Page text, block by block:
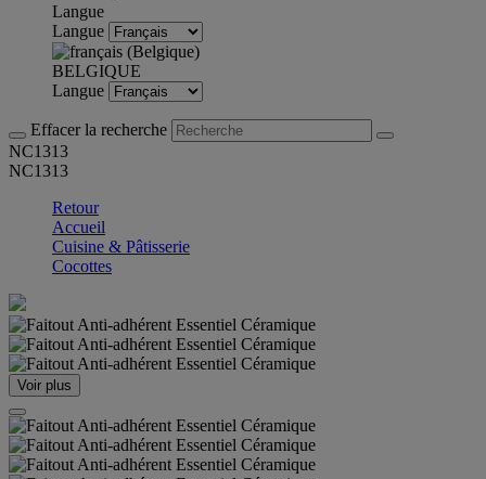
Langue
Langue
BELGIQUE
Langue
Effacer la recherche
NC1313
NC1313
Retour
Accueil
Cuisine & Pâtisserie
Cocottes
Voir plus